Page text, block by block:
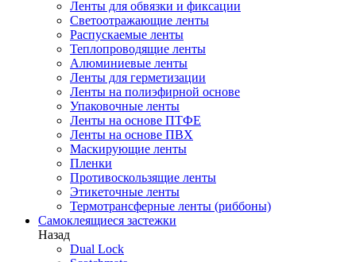
Ленты для обвязки и фиксации
Светоотражающие ленты
Распускаемые ленты
Теплопроводящие ленты
Алюминиевые ленты
Ленты для герметизации
Ленты на полиэфирной основе
Упаковочные ленты
Ленты на основе ПТФЕ
Ленты на основе ПВХ
Маскирующие ленты
Пленки
Противоскользящие ленты
Этикеточные ленты
Термотрансферные ленты (риббоны)
Cамоклеящиеся застежки
Назад
Dual Lock